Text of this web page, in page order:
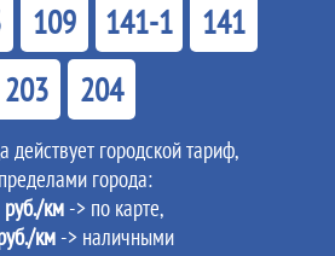
109 141-1
141
203
204
действует городской тариф,
города:
км -> по карте,
км-> наличными